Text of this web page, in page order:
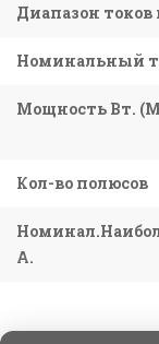
Диапазон токов
Номинальный
Мощность Вт.
Кол-во полюсов
А.